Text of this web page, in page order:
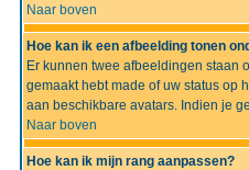
Naar boven
Hoe kan ik een afbeelding tonen
Er kunnen twee afbeeldingen staan
gemaakt hebt made of uw status op
aan beschikbare avatars. Indien je
Naar boven
Hoe kan ik mijn rang aanpassen?